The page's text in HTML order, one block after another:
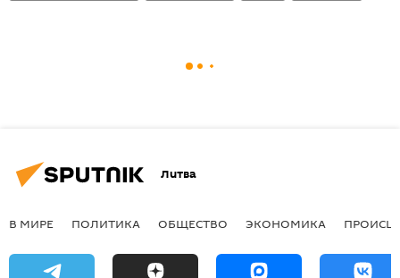
Литва
В МИРЕ ПОЛИТИКА ОБЩЕСТВО ЭКОНОМИКА